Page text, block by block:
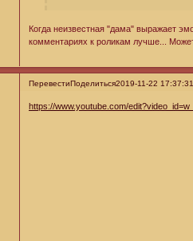
Когда неизвестная "дама" выражает
комментариях к роликам лучше...
ПеревестиПоделиться2019-11-22
https://www.youtube.com/